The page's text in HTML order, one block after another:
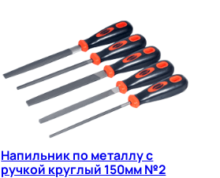
Напильник по металлу с
ручкой круглый 150мм №2